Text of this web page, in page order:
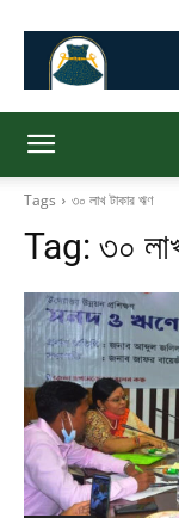
Tags ৩০ লাখ টাকার ঋণ
Tag: ৩০